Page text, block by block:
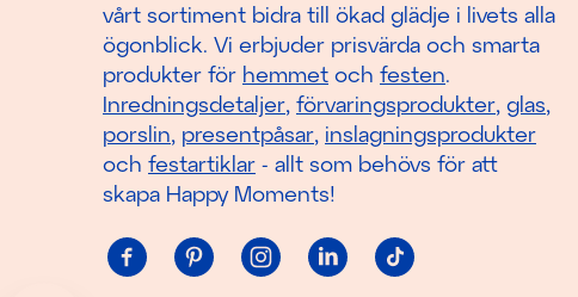
vårt sortiment bidra till ökad glädje i livets alla
ögonblick. Vi erbjuder prisvärda och smarta
produkter för hemmet och festen.
Inredningsdetaljer, förvaringsprodukter, glas,
porslin, presentpåsar, inslagningsprodukter
och festartiklar - allt som behövs för att
skapa Happy Moments!